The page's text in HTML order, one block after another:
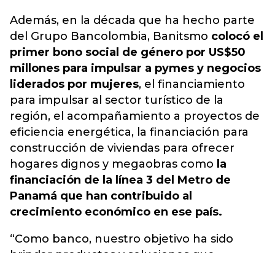
Además, en la década que ha hecho parte
del Grupo Bancolombia, Banitsmo colocó el
primer bono social de género por US$50
millones para impulsar a pymes y negocios
liderados por mujeres, el financiamiento
para impulsar al sector turístico de la
región, el acompañamiento a proyectos de
eficiencia energética, la financiación para
construcción de viviendas para ofrecer
hogares dignos y megaobras como la
financiación de la línea 3 del Metro de
Panamá que han contribuido al
crecimiento económico en ese país.
“Como banco, nuestro objetivo ha sido